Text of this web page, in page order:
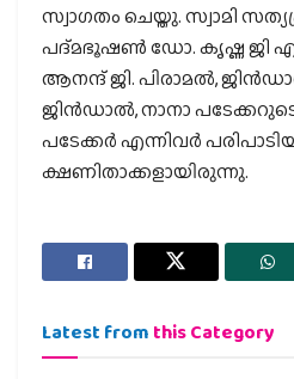
സ്വാഗതം ചെയ്തു. സ്വാമി
പദ്മഭൂഷണ്‍ ഡോ. കൃഷ്ണ ജി
ആനന്ദ് ജി. പിരാമല്‍,
ജിന്‍ഡാല്‍, നാനാ
പടേക്കര്‍ എന്നിവര്‍
ക്ഷണിതാക്കളായിരുന്നു.
Latest from this Category